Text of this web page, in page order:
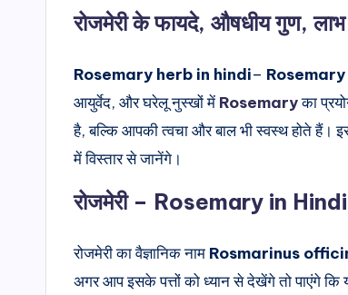
रोजमेरी के फायदे, औषधीय गुण,
Rosemary herb in hindi– Rosemary
आयुर्वेद, और घरेलू नुस्खों में Rosemaryका
है, बल्कि आपकी त्वचा और बाल भी स्वस्थ होते हैं।
में विस्तार से जानेंगे।
रोजमेरी – Rosemary in Hindi
रोजमेरी का वैज्ञानिक नाम Rosmarinus
अगर आप इसके पत्तों को ध्यान से देखेंगे तो पाएंगे कि